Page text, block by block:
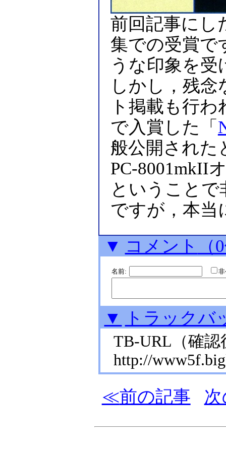
前回記事にし
集での受賞で
うな印象を受
しかし，残
ト掲載も行
で入賞した「
般公開された
PC-8001mkII
ということ
ですが，本当
▼ コメント （
名前:
▼ トラックバ
TB-URL （確
http://
前の記事